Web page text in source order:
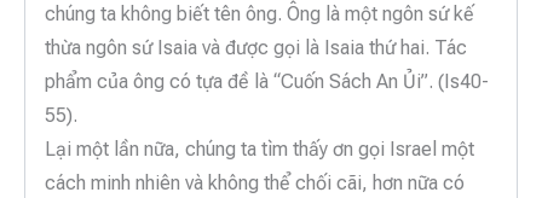
chúng ta không biết tên ông. Ông là một ngôn sứ kế
thừa ngôn sứ Isaia và được gọi là Isaia thứ hai. Tác
phẩm của ông có tựa đề là “Cuốn Sách An Ủi”. (Is40-
55).
Lại một lần nữa, chúng ta tìm thấy ơn gọi Israel một
cách minh nhiên và không thể chối cãi, hơn nữa có